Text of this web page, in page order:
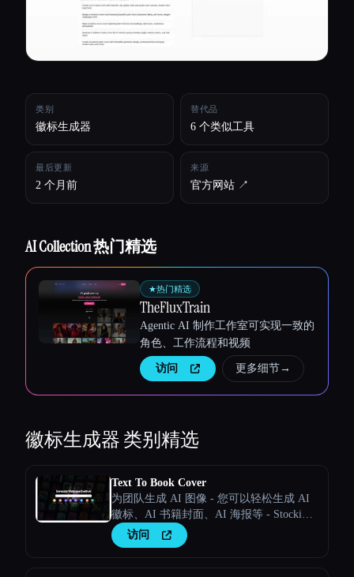
类别
徽标生成器
替代品
6 个类似工具
最后更新
2 个月前
来源
官方网站 ↗︎
AI Collection 热门精选
★热门精选
TheFluxTrain
Agentic AI 制作工作室可实现一致的
角色、工作流程和视频
访问 更多细节→
徽标生成器类别精选
Text To Book Cover
为团队生成 AI 图像 - 您可以轻松生成 AI
徽标、AI 书籍封面、AI 海报等 - Stockimg
AI
访问